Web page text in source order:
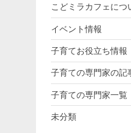
ミ
ン
グ
教
育！”
こどミラカフェにつ
イベント情報
子育てお役立ち情報
子育ての専門家の記
子育ての専門家一覧
未分類